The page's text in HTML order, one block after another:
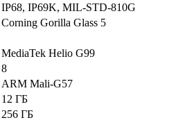
IP68, IP69K, MIL-STD-810G
Corning Gorilla Glass 5
MediaTek Helio G99
8
ARM Mali-G57
12 ГБ
256 ГБ